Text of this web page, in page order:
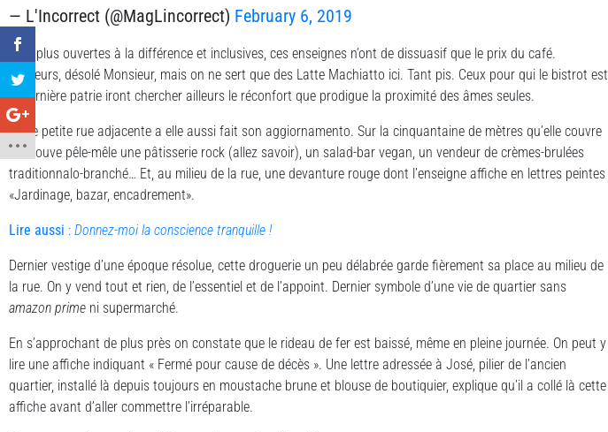
— L'Incorrect (@MagLincorrect) February 6, 2019
Bien plus ouvertes à la différence et inclusives, ces enseignes n’ont de dissuasif que le prix du café.
D’ailleurs, désolé Monsieur, mais on ne sert que des Latte Machiatto ici. Tant pis. Ceux pour qui le bistrot est
la dernière patrie iront chercher ailleurs le réconfort que prodigue la proximité des âmes seules.
Cette petite rue adjacente a elle aussi fait son aggiornamento. Sur la cinquantaine de mètres qu’elle couvre
on trouve pêle-mêle une pâtisserie rock (allez savoir), un salad-bar vegan, un vendeur de crèmes-brulées
traditionnalo-branché… Et, au milieu de la rue, une devanture rouge dont l’enseigne affiche en lettres peintes
«Jardinage, bazar, encadrement».
Lire aussi : Donnez-moi la conscience tranquille !
Dernier vestige d’une époque résolue, cette droguerie un peu délabrée garde fièrement sa place au milieu de
la rue. On y vend tout et rien, de l’essentiel et de l’appoint. Dernier symbole d’une vie de quartier sans
amazon prime ni supermarché.
En s’approchant de plus près on constate que le rideau de fer est baissé, même en pleine journée. On peut y
lire une affiche indiquant « Fermé pour cause de décès ». Une lettre adressée à José, pilier de l’ancien
quartier, installé là depuis toujours en moustache brune et blouse de boutiquier, explique qu’il a collé là cette
affiche avant d’aller commettre l’irréparable.